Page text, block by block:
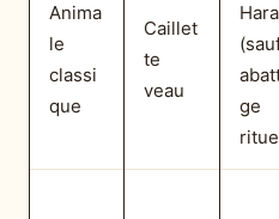
Anima
le
classi
que
Caillet
te
veau
ge